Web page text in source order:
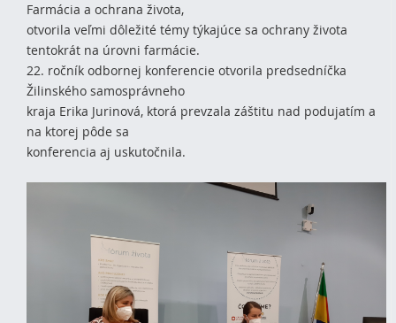
Farmácia a ochrana života,
otvorila veľmi dôležité témy týkajúce sa ochrany života
tentokrát na úrovni farmácie.
22. ročník odbornej konferencie otvorila predsedníčka
Žilinského samosprávneho
kraja Erika Jurinová, ktorá prevzala záštitu nad podujatím a
na ktorej pôde sa
konferencia aj uskutočnila.